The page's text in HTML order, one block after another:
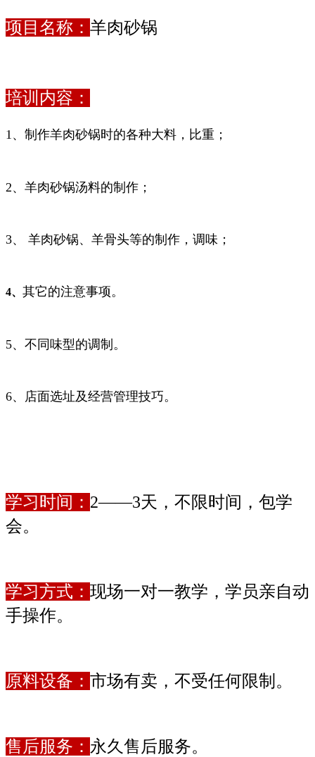
项目名称： 羊肉砂锅
培训内容：
1、制作羊肉砂锅时的各种大料，比重；
2、羊肉砂锅汤料的制作；
3、 羊肉砂锅、羊骨头等的制作，调味；
4、 其它的注意事项。
5、不同味型的调制。
6、店面选址及经营管理技巧。
学习时间： 2——3天，不限时间，包学
会。
学习方式： 现场一对一教学，学员亲自动
手操作。
原料设备： 市场有卖，不受任何限制。
售后服务： 永久售后服务。